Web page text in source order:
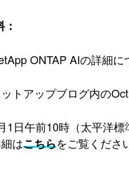
ONTAP AIの詳細に
トアップブログ内の
1日午前10時（太平洋標
はこちらをご覧くださ